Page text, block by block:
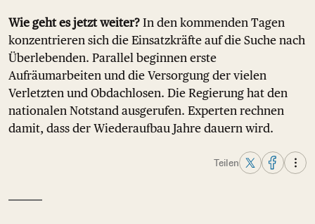
Wie geht es jetzt weiter? In den kommenden Tagen
konzentrieren sich die Einsatzkräfte auf die Suche nach
Überlebenden. Parallel beginnen erste
Aufräumarbeiten und die Versorgung der vielen
Verletzten und Obdachlosen. Die Regierung hat den
nationalen Notstand ausgerufen. Experten rechnen
damit, dass der Wiederaufbau Jahre dauern wird.
Teilen